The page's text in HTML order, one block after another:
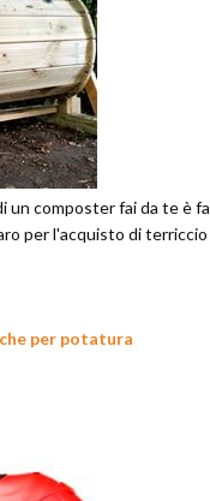
un composter fai da te è
per l'acquisto di
per potatura